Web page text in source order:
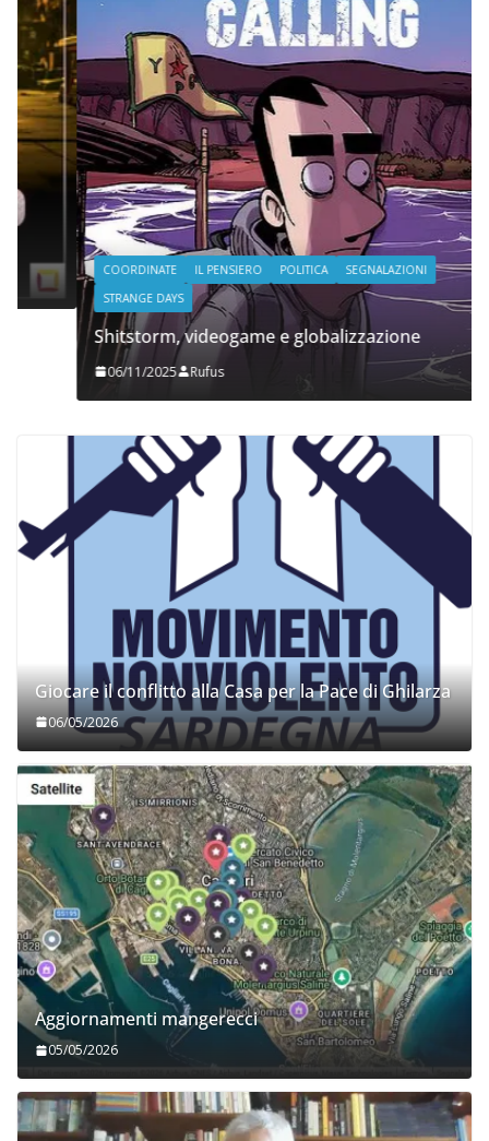
COORDINATE IL PENSIERO POLITICA
SEGNALAZIONI
STRANGE DAYS
Shitstorm, videogame e globalizzazione
06/11/2025 Rufus
Giocare il conflitto alla Casa per la Pace di Ghilarza
06/05/2026
Aggiornamenti mangerecci
05/05/2026